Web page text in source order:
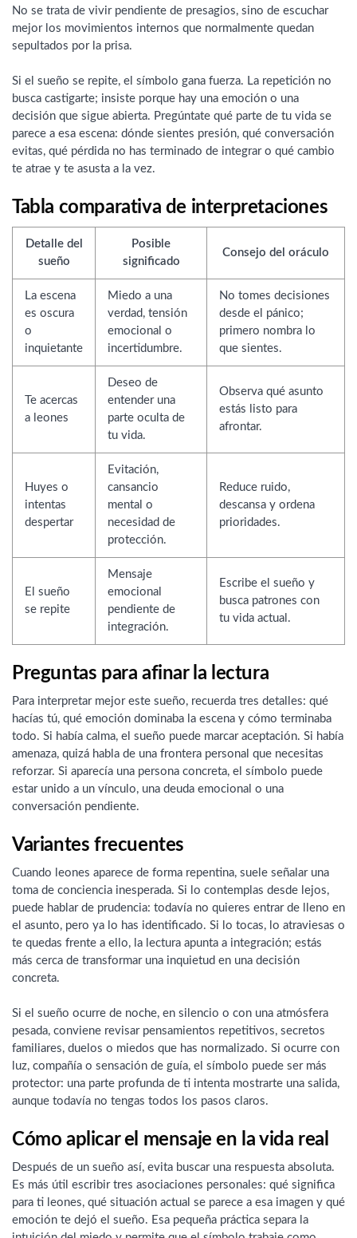
No se trata de vivir pendiente de presagios, sino de escuchar
mejor los movimientos internos que normalmente quedan
sepultados por la prisa.
Si el sueño se repite, el símbolo gana fuerza. La repetición no
busca castigarte; insiste porque hay una emoción o una
decisión que sigue abierta. Pregúntate qué parte de tu vida se
parece a esa escena: dónde sientes presión, qué conversación
evitas, qué pérdida no has terminado de integrar o qué cambio
te atrae y te asusta a la vez.
Tabla comparativa de interpretaciones
Detalle del
sueño
Posible
significado
Consejo del oráculo
La escena
es oscura
o
inquietante
Miedo a una
verdad, tensión
emocional o
incertidumbre.
No tomes decisiones
desde el pánico;
primero nombra lo
que sientes.
Te acercas
a leones
Deseo de
entender una
parte oculta de
tu vida.
Observa qué asunto
estás listo para
afrontar.
Huyes o
intentas
despertar
Evitación,
cansancio
mental o
necesidad de
protección.
Reduce ruido,
descansa y ordena
prioridades.
El sueño
se repite
Mensaje
emocional
pendiente de
integración.
Escribe el sueño y
busca patrones con
tu vida actual.
Preguntas para afinar la lectura
Para interpretar mejor este sueño, recuerda tres detalles: qué
hacías tú, qué emoción dominaba la escena y cómo terminaba
todo. Si había calma, el sueño puede marcar aceptación. Si había
amenaza, quizá habla de una frontera personal que necesitas
reforzar. Si aparecía una persona concreta, el símbolo puede
estar unido a un vínculo, una deuda emocional o una
conversación pendiente.
Variantes frecuentes
Cuando leones aparece de forma repentina, suele señalar una
toma de conciencia inesperada. Si lo contemplas desde lejos,
puede hablar de prudencia: todavía no quieres entrar de lleno en
el asunto, pero ya lo has identificado. Si lo tocas, lo atraviesas o
te quedas frente a ello, la lectura apunta a integración; estás
más cerca de transformar una inquietud en una decisión
concreta.
Si el sueño ocurre de noche, en silencio o con una atmósfera
pesada, conviene revisar pensamientos repetitivos, secretos
familiares, duelos o miedos que has normalizado. Si ocurre con
luz, compañía o sensación de guía, el símbolo puede ser más
protector: una parte profunda de ti intenta mostrarte una salida,
aunque todavía no tengas todos los pasos claros.
Cómo aplicar el mensaje en la vida real
Después de un sueño así, evita buscar una respuesta absoluta.
Es más útil escribir tres asociaciones personales: qué significa
para ti leones, qué situación actual se parece a esa imagen y qué
emoción te dejó el sueño. Esa pequeña práctica separa la